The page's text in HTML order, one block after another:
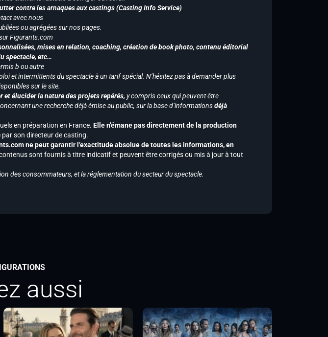
contre les arnaques aux castings (Casting Info Service)
avec nous
ou agrégées sur nos pages.
Figurants.com
mises en relation, coaching, création de book photo, contenu éditorial
spectacle, etc…
b ou autre
et intermittents du spectacle à un tarif spécial. N’hésitez pas à demander plus
sur le site.
élucider la nature des projets repérés, y compris ceux qui peuvent être
une recherche déjà émise au public, sur la base d’informationsdéjà
en préparation en France. Elle n’émane pas directement de la production
son directeur de casting.
ne peut garantir l’exactitude absolue de toutes les informations, en
sont fournis à titre indicatif et peuvent être corrigés ou mis à jour à tout
des consommateurs, et la réglementation du secteur du spectacle.
aussi